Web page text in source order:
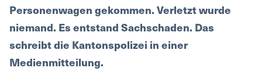
Personenwagen gekommen. Verletzt wurde
niemand. Es entstand Sachschaden. Das
schreibt die Kantonspolizei in einer
Medienmitteilung.